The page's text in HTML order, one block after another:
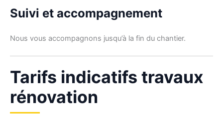
Suivi et accompagnement
Nous vous accompagnons jusqu’à la fin du chantier.
Tarifs indicatifs travaux
rénovation